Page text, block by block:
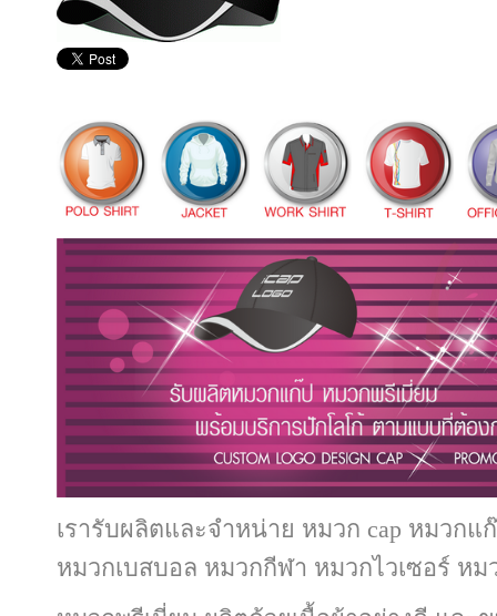
เรารับผลิตและจำหน่าย หมวก cap หมวกแ
หมวกเบสบอล หมวกกีฬา หมวกไวเซอร์ หม